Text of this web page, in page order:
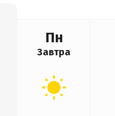
Пн
Завтра